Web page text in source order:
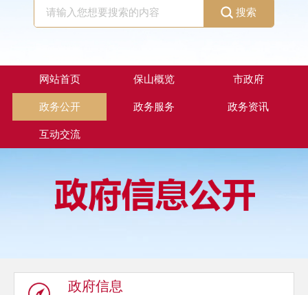
搜索
网站首页 保山概览 市政府
政务公开 政务服务 政务资讯
互动交流
政府信息